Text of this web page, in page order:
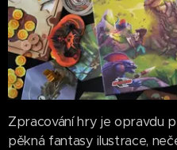
Zpracování hry je opravdu
pěkná fantasy ilustrace,